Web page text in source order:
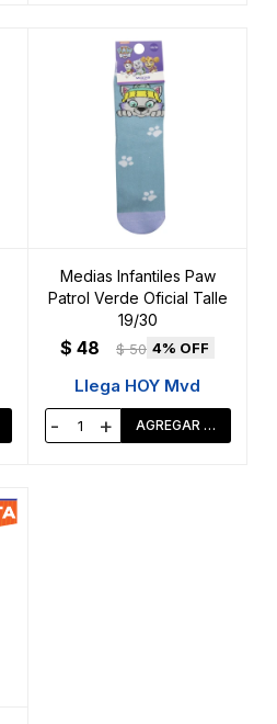
Medias Infantiles Paw
Patrol Verde Oficial Talle
19/30
$ 48 $ 50 4
Llega HOY Mvd
- +